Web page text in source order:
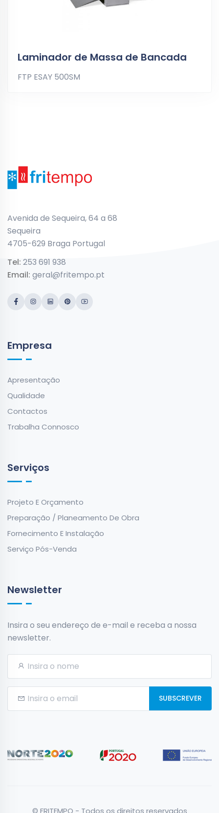
Laminador de Massa de Bancada
FTP ESAY 500SM
Avenida de Sequeira, 64 a 68
Sequeira
4705-629 Braga Portugal
Tel: 253 691 938
Email: geral@fritempo.pt
Empresa
Apresentação
Qualidade
Contactos
Trabalha Connosco
Serviços
Projeto E Orçamento
Preparação / Planeamento De Obra
Fornecimento E Instalação
Serviço Pós-Venda
Newsletter
Insira o seu endereço de e-mail e receba a nossa
newsletter.
SUBSCREVER
© FRITEMPO - Todos os direitos reservados